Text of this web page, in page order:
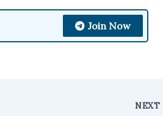
Join Now
NEXT